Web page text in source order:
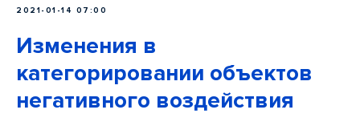
2021-01-14 07:00
Изменения в
категорировании объектов
негативного воздействия